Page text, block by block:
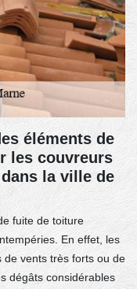
éléments de
les couvreurs
la ville de
fuite de toiture
En effet, les
de vents très forts ou de
dégâts considérables